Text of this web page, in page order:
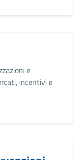
e
incentivi e